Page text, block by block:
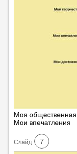
Моя
Мои
Cлайд 7